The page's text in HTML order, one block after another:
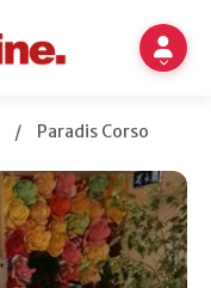
/ Paradis Corso